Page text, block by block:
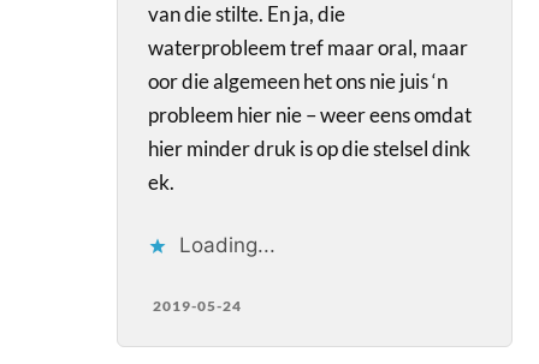
van die stilte. En ja, die
waterprobleem tref maar oral, maar
oor die algemeen het ons nie juis ‘n
probleem hier nie – weer eens omdat
hier minder druk is op die stelsel dink
ek.
Loading...
2019-05-24